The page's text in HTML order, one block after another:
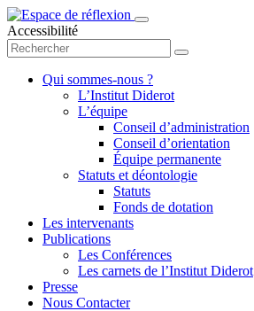
Accessibilité
Qui sommes-nous ?
L’Institut Diderot
L’équipe
Conseil d’administration
Conseil d’orientation
Équipe permanente
Statuts et déontologie
Statuts
Fonds de dotation
Les intervenants
Publications
Les Conférences
Les carnets de l’Institut Diderot
Presse
Nous Contacter